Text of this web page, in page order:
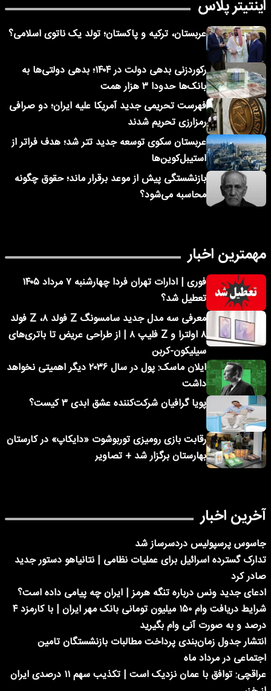
اینتیتر پلاس
عربستان، ترکیه و پاکستان؛ تولد یک ناتوی اسلامی؟
رکوردزنی بدهی دولت در ۱۴۰۴؛ بدهی دولتی‌ها به
بانک‌ها حدودا ۳ هزار همت
فهرست تحریمی جدید آمریکا علیه ایران؛ دو صرافی
رمزارزی تحریم شدند
عربستان سکوی توسعه جدید تتر شد؛ هدف فراتر از
استیبل‌کوین‌ها
بازنشستگی پیش از موعد برقرار ماند؛ حقوق چگونه
محاسبه می‌شود؟
مهمترین اخبار
فوری | ادارات تهران فردا چهارشنبه ۷ مرداد ۱۴۰۵
تعطیل شد؟
معرفی سه مدل جدید سامسونگ Z فولد ۸، Z فولد
۸ اولترا و Z فلیپ ۸ | از طراحی عریض تا باتری‌های
سیلیکون-کربن
ایلان ماسک: پول در سال ۲۰۳۶ دیگر اهمیتی نخواهد
داشت
پویا گرافیان شرکت‌کننده عشق ابدی ۳ کیست؟
رقابت بازی رومیزی توربوشوت «دایکاپ» در کارستان
بهارستان برگزار شد + تصاویر
آخرین اخبار
جاسوس پرسپولیس دردسرساز شد
تدارک گسترده اسرائیل برای عملیات نظامی | نتانیاهو دستور جدید
صادر کرد
ادعای جدید ونس درباره تنگه هرمز | ایران چه پیامی داده است؟
شرایط دریافت وام ۱۵۰ میلیون تومانی بانک مهر ایران | با کارمزد ۴
درصد و به صورت آنی وام بگیرید
انتشار جدول زمان‌بندی پرداخت مطالبات بازنشستگان تامین
اجتماعی در مرداد ماه
عراقچی: توافق با عمان نزدیک است | تکذیب سهم ۱۱ درصدی ایران